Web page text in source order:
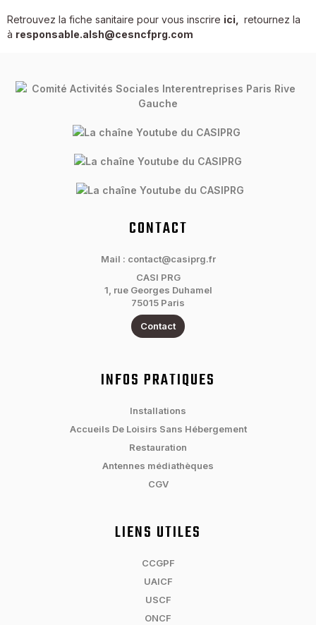
Retrouvez la fiche sanitaire pour vous inscrire ici
retournez la
à responsable.alsh@cesncfprg.com
CONTACT
Mail : contact@casiprg.fr
CASI PRG
1, rue Georges Duhamel
75015 Paris
Contact
INFOS PRATIQUES
Installations
Accueils De Loisirs Sans Hébergement
Restauration
Antennes médiathèques
CGV
LIENS UTILES
CCGPF
UAICF
USCF
ONCF